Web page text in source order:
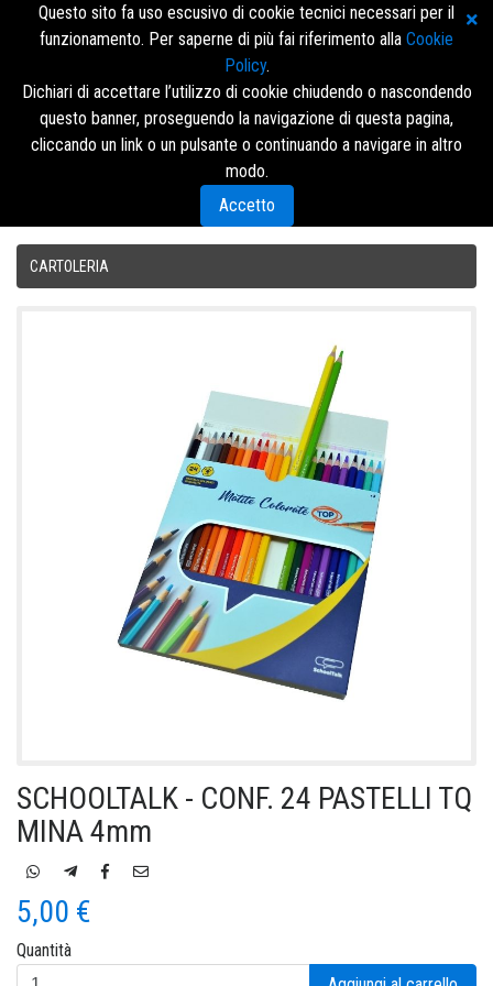
Accedi/Registrati
CARTOLERIA
SCHOOLTALK - CONF. 24 PASTELLI TQ
MINA 4mm
5,00 €
Quantità
Questo sito fa uso escusivo di cookie tecnici necessari per il
funzionamento. Per saperne di più fai riferimento alla Cookie
Policy.
Dichiari di accettare l’utilizzo di cookie chiudendo o nascondendo
questo banner, proseguendo la navigazione di questa pagina,
cliccando un link o un pulsante o continuando a navigare in altro
modo.
Accetto